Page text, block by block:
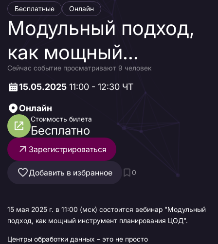
Бесплатные Онлайн
Модульный подход,
как мощный
инструмент
планирования ЦОД
Сейчас событие просматривают 9 человек
15.05.2025 11:00 - 12:30 ЧТ
Онлайн
Стоимость билета
Бесплатно
Зарегистрироваться
Добавить в избранное 0
15 мая 2025 г. в 11:00 (мск) состоится вебинар "Модульный
подход, как мощный инструмент планирования ЦОД".
Центры обработки данных – это не просто